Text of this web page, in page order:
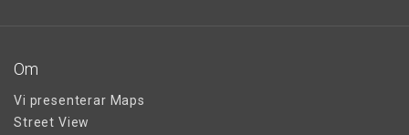
Om
Vi presenterar Maps
Street View